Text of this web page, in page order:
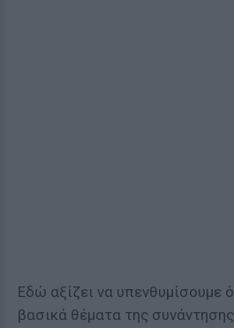
Εδώ αξίζει να υπενθυμίσουμε
βασικά θέματα της